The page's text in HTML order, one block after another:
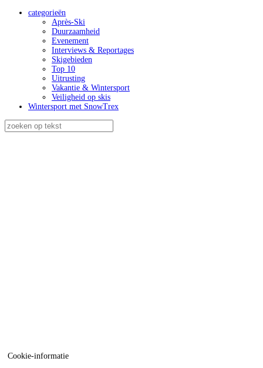
Cookie-informatie
categorieën
Après-Ski
Duurzaamheid
Evenement
Interviews & Reportages
Skigebieden
Top 10
Uitrusting
Vakantie & Wintersport
Veiligheid op skis
Wintersport met SnowTrex